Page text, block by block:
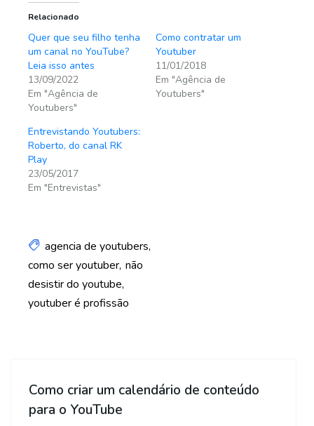
Relacionado
Quer que seu filho tenha
um canal no YouTube?
Leia isso antes
13/09/2022
Em "Agência de
Youtubers"
Como contratar um
Youtuber
11/01/2018
Em "Agência de
Youtubers"
Entrevistando Youtubers:
Roberto, do canal RK
Play
23/05/2017
Em "Entrevistas"
agencia de youtubers
como ser youtuber não
desistir do youtube
youtuber é profissão
Como criar um calendário de conteúdo
para o YouTube